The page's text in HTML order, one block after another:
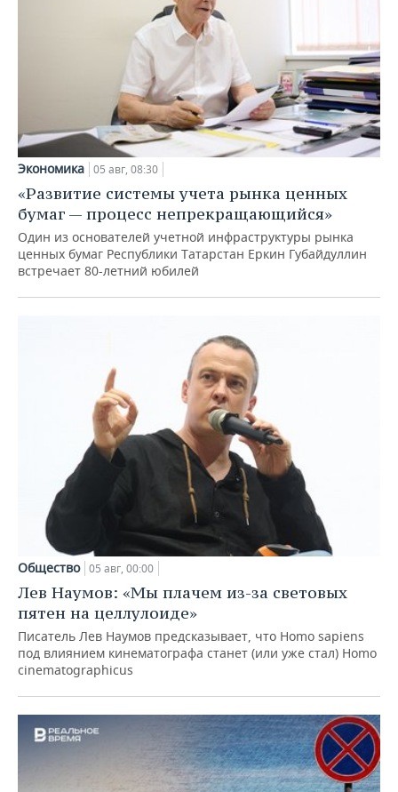
Экономика 05 авг, 08:30
«Развитие системы учета рынка ценных
бумаг — процесс непрекращающийся»
Один из основателей учетной инфраструктуры рынка
ценных бумаг Республики Татарстан Еркин Губайдуллин
встречает 80-летний юбилей
Общество 05 авг, 00:00
Лев Наумов: «Мы плачем из-за световых
пятен на целлулоиде»
Писатель Лев Наумов предсказывает, что Homo sapiens
под влиянием кинематографа станет (или уже стал) Homo
cinematographicus